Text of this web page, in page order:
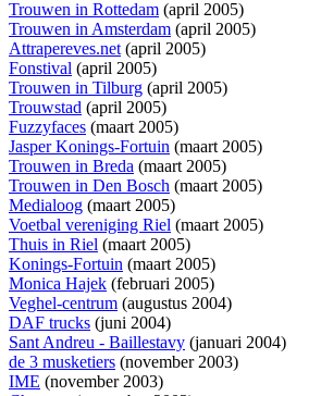
Trouwen in Rottedam (april 2005)
Trouwen in Amsterdam (april 2005)
Attrapereves.net(april 2005)
Fonstival (april 2005)
Trouwen in Tilburg (april 2005)
Trouwstad (april 2005)
Fuzzyfaces (maart 2005)
Jasper Konings-Fortuin (maart 2005)
Trouwen in Breda (maart 2005)
Trouwen in Den Bosch (maart 2005)
Medialoog (maart 2005)
Voetbal vereniging Riel (maart 2005)
Thuis in Riel (maart 2005)
Konings-Fortuin (maart 2005)
Monica Hajek (februari 2005)
Veghel-centrum (augustus 2004)
DAF trucks (juni 2004)
Sant Andreu - Baillestavy (januari 2004)
de 3 musketiers (november 2003)
IME (november 2003)